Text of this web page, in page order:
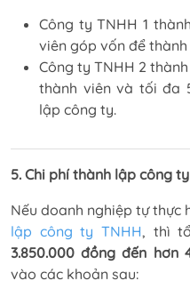
Công ty TNHH 1
viên góp vốn để
Công ty TNHH 2
thành viên và tối đa
lập công ty.
5. Chi phí thành lập công
Nếu doanh nghiệp tự thực
lập công ty TNHH, thì
3.850.000 đồng đến hơn
vào các khoản sau: